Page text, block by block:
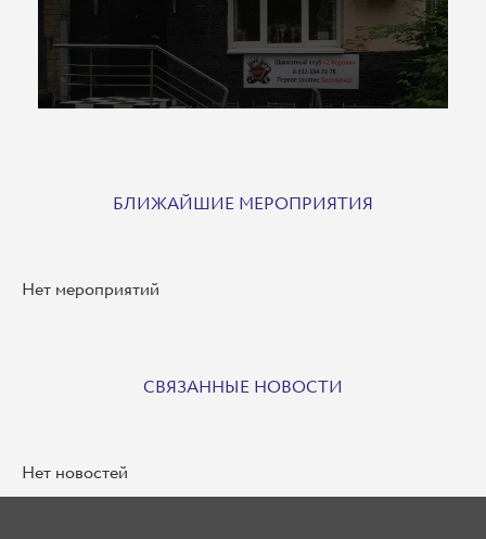
БЛИЖАЙШИЕ МЕРОПРИЯТИЯ
Нет мероприятий
СВЯЗАННЫЕ НОВОСТИ
Нет новостей